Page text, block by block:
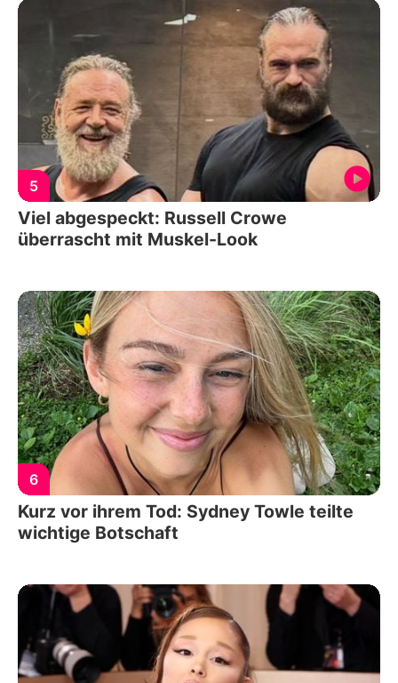
5
Viel abgespeckt: Russell Crowe
überrascht mit Muskel-Look
6
Kurz vor ihrem Tod: Sydney Towle teilte
wichtige Botschaft